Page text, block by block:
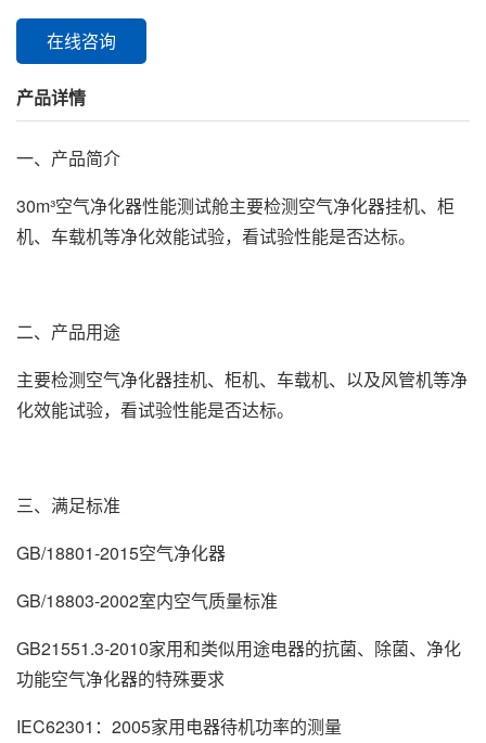
在线咨询
产品详情
一、产品简介
30m³空气净化器性能测试舱主要检测空气净化器挂机、柜
机、车载机等净化效能试验，看试验性能是否达标。
二、产品用途
主要检测空气净化器挂机、柜机、车载机、以及风管机等净
化效能试验，看试验性能是否达标。
三、满足标准
GB/18801-2015空气净化器
GB/18803-2002室内空气质量标准
GB21551.3-2010家用和类似用途电器的抗菌、除菌、净化
功能空气净化器的特殊要求
IEC62301：2005家用电器待机功率的测量